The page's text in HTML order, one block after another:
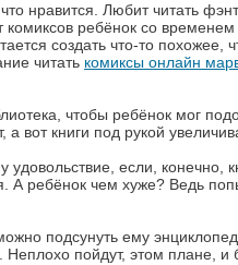
нравится. Любит читать
ребёнок со
создать что-то похожее,
читать комиксы онлайн
чтобы ребёнок мог
а вот книги под рукой
удовольствие, если, конечно,
ребёнок чем хуже? Ведь
подсунуть ему
пойдут, этом плане, и